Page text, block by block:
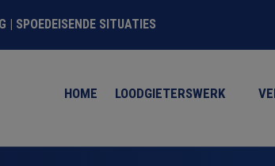
| SPOEDEISENDE SITUATIES
HOME LOODGIETERSWERK